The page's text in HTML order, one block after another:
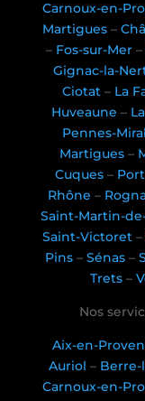
Carnoux-en-
Martigues –
– Fos-sur-Mer–
Gignac-la-
Ciotat – La
Huveaune –
Pennes-
Martigues–
Cuques –
Rhône –
Saint-Martin-
Saint-Victoret
Pins– Sénas–
Trets–
Nos
Aix-en-
Auriol – Berre-
Carnoux-en-